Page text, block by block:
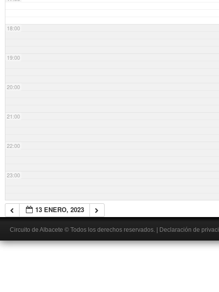
18:00
19:00
20:00
21:00
22:00
23:00
13 ENERO, 2023
Circuito de Albacete © Todos los derechos reservados. Declaración de